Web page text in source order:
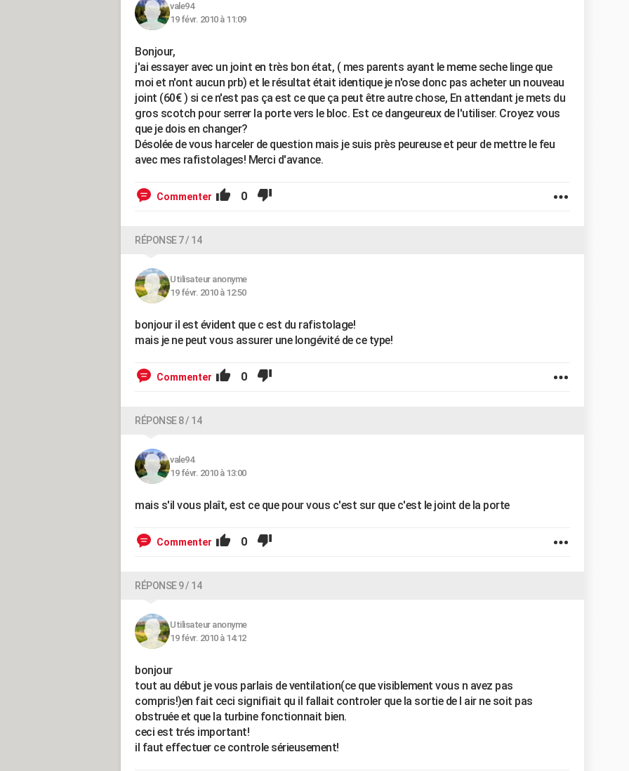
vale94
19 févr. 2010 à 11:09
Bonjour,
j'ai essayer avec un joint en très bon état, ( mes parents ayant le meme seche linge que
moi et n'ont aucun prb) et le résultat était identique je n'ose donc pas acheter un nouveau
joint (60€ ) si ce n'est pas ça est ce que ça peut être autre chose, En attendant je mets du
gros scotch pour serrer la porte vers le bloc. Est ce dangeureux de l'utiliser. Croyez vous
que je dois en changer?
Désolée de vous harceler de question mais je suis près peureuse et peur de mettre le feu
avec mes rafistolages! Merci d'avance.
Commenter 0
RÉPONSE 7 / 14
Utilisateur anonyme
19 févr. 2010 à 12:50
bonjour il est évident que c est du rafistolage!
mais je ne peut vous assurer une longévité de ce type!
Commenter 0
RÉPONSE 8 / 14
vale94
19 févr. 2010 à 13:00
mais s'il vous plaît, est ce que pour vous c'est sur que c'est le joint de la porte
Commenter 0
RÉPONSE 9 / 14
Utilisateur anonyme
19 févr. 2010 à 14:12
bonjour
tout au début je vous parlais de ventilation(ce que visiblement vous n avez pas
compris!)en fait ceci signifiait qu il fallait controler que la sortie de l air ne soit pas
obstruée et que la turbine fonctionnait bien.
ceci est trés important!
il faut effectuer ce controle sérieusement!